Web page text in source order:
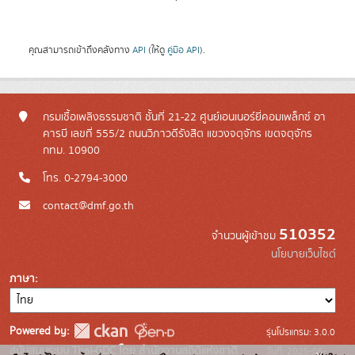
คุณสามารถเข้าถึงคลังทาง API (ให้ดู คู่มือ API).
กรมเชื้อเพลิงธรรมชาติ ชั้นที่ 21-22 ศูนย์เอนเนอร์ยี่คอมเพล็กซ์ อา
คารบี เลขที่ 555/2 ถนนวิภาวดีรังสิต แขวงจตุจักร เขตจตุจักร
กทม. 10900
โทร. 0-2794-3000
contact@dmf.go.th
จำนวนผู้เข้าชม 510352
นโยบายเว็บไซต์
ภาษา
Powered by:
สนับสนุนระบบ Thai-GDC โดย สำนักงานสถิติแห่งชาติ
รุ่นโปรแกรม: 3.0.0
วันที่: 2025-06-